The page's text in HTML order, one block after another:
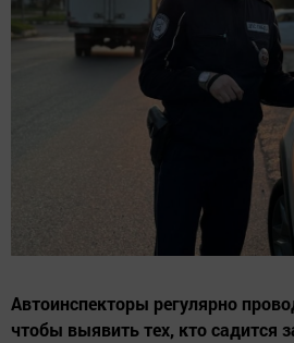
Автоинспекторы регулярно
чтобы выявить тех, кто садится